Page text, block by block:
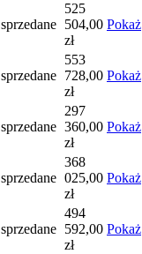
sprzedane
525
504,00
zł
Pokaż
sprzedane
553
728,00
zł
Pokaż
sprzedane
297
360,00
zł
Pokaż
sprzedane
368
025,00
zł
Pokaż
sprzedane
494
592,00
zł
Pokaż